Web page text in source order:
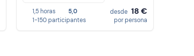
1,5 horas
5,0
1-150 participantes
desde 18 €
por persona